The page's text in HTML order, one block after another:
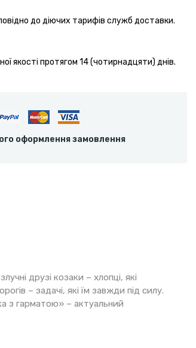
до діючих тарифів служб доставки.
якості протягом 14 (чотирнадцяти) днів.
оформлення замовлення
друзі козаки – хлопці, які
– задачі, які їм завжди під силу.
з гарматою» – актуальний